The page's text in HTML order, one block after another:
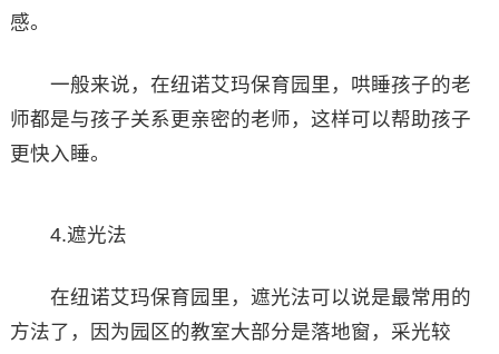
感。
一般来说，在纽诺艾玛保育园里，哄睡孩子的老
师都是与孩子关系更亲密的老师，这样可以帮助孩子
更快入睡。
4.遮光法
在纽诺艾玛保育园里，遮光法可以说是最常用的
方法了，因为园区的教室大部分是落地窗，采光较